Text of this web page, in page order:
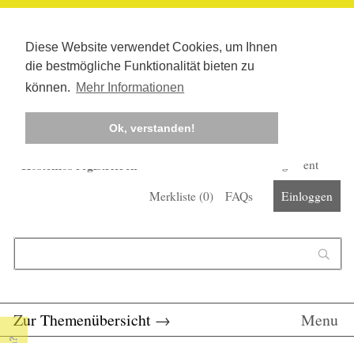
Diese Website verwendet Cookies, um Ihnen
die bestmögliche Funktionalität bieten zu
können. Mehr Informationen
Ok, verstanden!
Kostenlos registrieren
Corona-Management
Merkliste (0) FAQs Einloggen
Zur Themenübersicht → Menu